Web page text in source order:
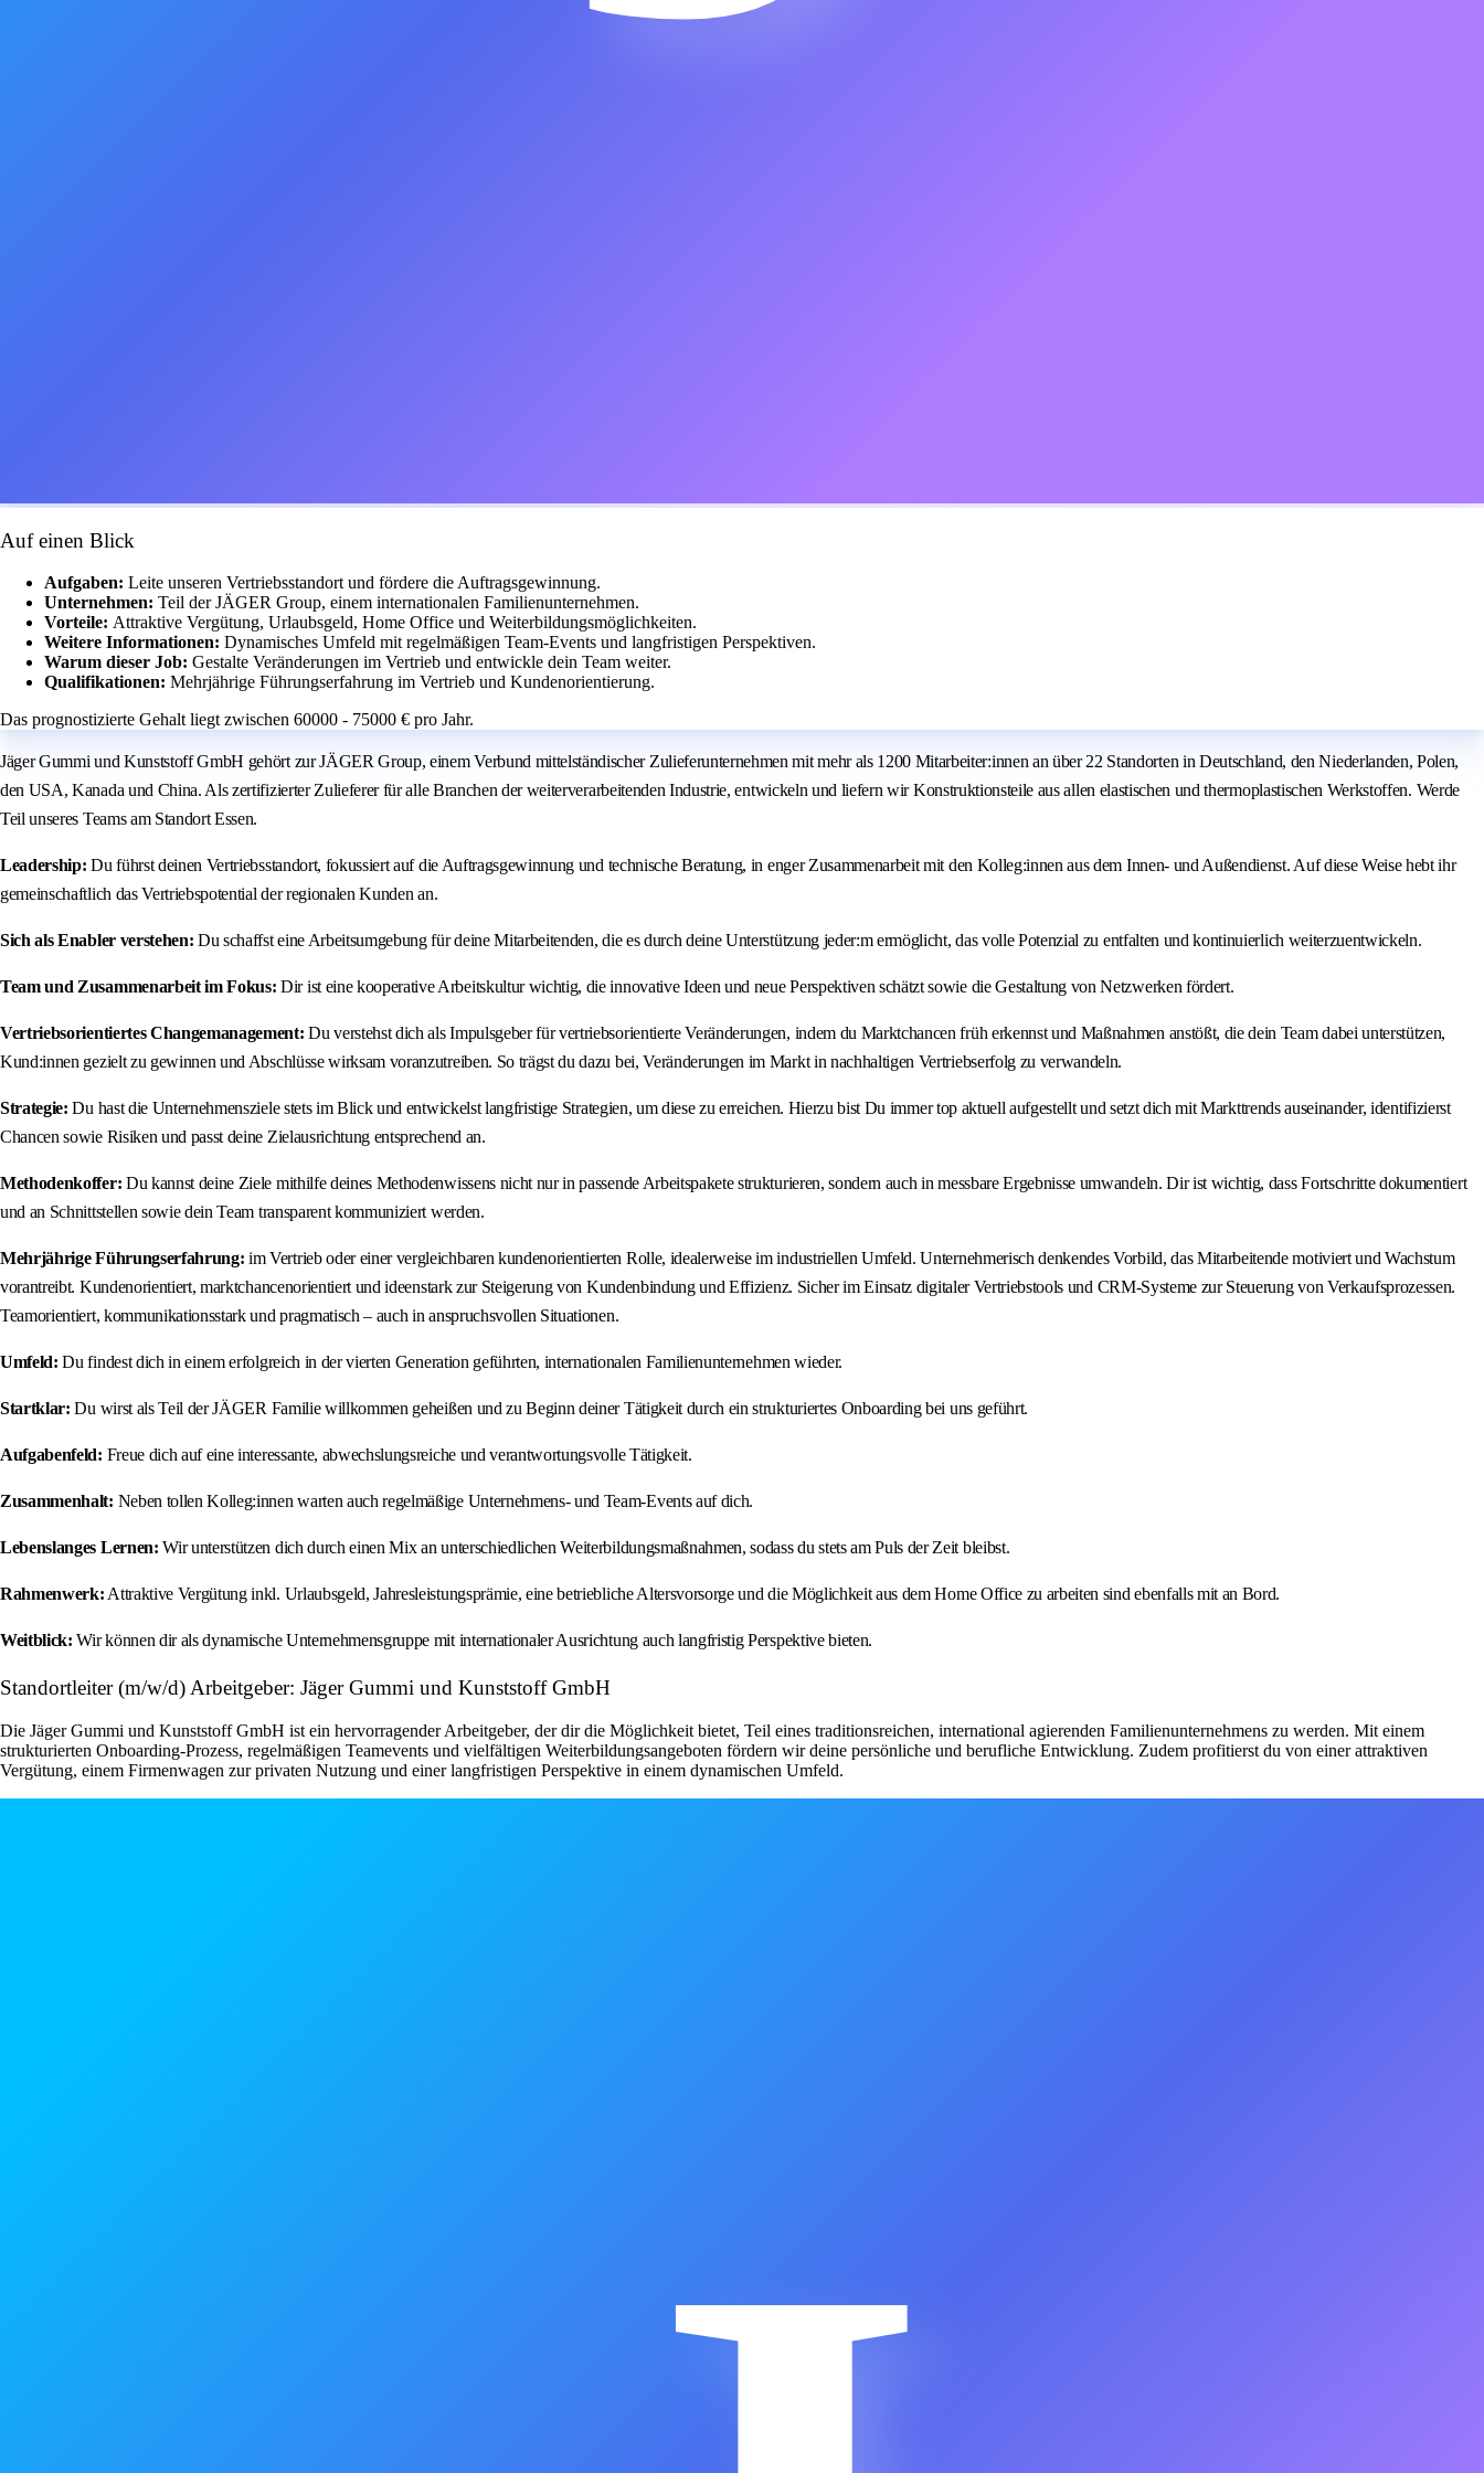
Auf einen Blick
Aufgaben: Leite unseren Vertriebsstandort und fördere die Auftragsgewinnung.
Unternehmen: Teil der JÄGER Group, einem internationalen Familienunternehmen.
Vorteile: Attraktive Vergütung, Urlaubsgeld, Home Office und Weiterbildungsmöglichkeiten.
Weitere Informationen: Dynamisches Umfeld mit regelmäßigen Team-Events und langfristigen Perspektiven.
Warum dieser Job: Gestalte Veränderungen im Vertrieb und entwickle dein Team weiter.
Qualifikationen: Mehrjährige Führungserfahrung im Vertrieb und Kundenorientierung.
Das prognostizierte Gehalt liegt zwischen 60000 - 75000 € pro Jahr.
Jäger Gummi und Kunststoff GmbH gehört zur JÄGER Group, einem Verbund mittelständischer Zulieferunternehmen mit mehr als 1200 Mitarbeiter:innen an über 22 Standorten in Deutschland, den Niederlanden, Polen,
den USA, Kanada und China. Als zertifizierter Zulieferer für alle Branchen der weiterverarbeitenden Industrie, entwickeln und liefern wir Konstruktionsteile aus allen elastischen und thermoplastischen Werkstoffen. Werde
Teil unseres Teams am Standort Essen.
Leadership: Du führst deinen Vertriebsstandort, fokussiert auf die Auftragsgewinnung und technische Beratung, in enger Zusammenarbeit mit den Kolleg:innen aus dem Innen- und Außendienst. Auf diese Weise hebt ihr
gemeinschaftlich das Vertriebspotential der regionalen Kunden an.
Sich als Enabler verstehen: Du schaffst eine Arbeitsumgebung für deine Mitarbeitenden, die es durch deine Unterstützung jeder:m ermöglicht, das volle Potenzial zu entfalten und kontinuierlich weiterzuentwickeln.
Team und Zusammenarbeit im Fokus: Dir ist eine kooperative Arbeitskultur wichtig, die innovative Ideen und neue Perspektiven schätzt sowie die Gestaltung von Netzwerken fördert.
Vertriebsorientiertes Changemanagement: Du verstehst dich als Impulsgeber für vertriebsorientierte Veränderungen, indem du Marktchancen früh erkennst und Maßnahmen anstößt, die dein Team dabei unterstützen,
Kund:innen gezielt zu gewinnen und Abschlüsse wirksam voranzutreiben. So trägst du dazu bei, Veränderungen im Markt in nachhaltigen Vertriebserfolg zu verwandeln.
Strategie: Du hast die Unternehmensziele stets im Blick und entwickelst langfristige Strategien, um diese zu erreichen. Hierzu bist Du immer top aktuell aufgestellt und setzt dich mit Markttrends auseinander, identifizierst
Chancen sowie Risiken und passt deine Zielausrichtung entsprechend an.
Methodenkoffer: Du kannst deine Ziele mithilfe deines Methodenwissens nicht nur in passende Arbeitspakete strukturieren, sondern auch in messbare Ergebnisse umwandeln. Dir ist wichtig, dass Fortschritte dokumentiert
und an Schnittstellen sowie dein Team transparent kommuniziert werden.
Mehrjährige Führungserfahrung: im Vertrieb oder einer vergleichbaren kundenorientierten Rolle, idealerweise im industriellen Umfeld. Unternehmerisch denkendes Vorbild, das Mitarbeitende motiviert und Wachstum
vorantreibt. Kundenorientiert, marktchancenorientiert und ideenstark zur Steigerung von Kundenbindung und Effizienz. Sicher im Einsatz digitaler Vertriebstools und CRM-Systeme zur Steuerung von Verkaufsprozessen.
Teamorientiert, kommunikationsstark und pragmatisch – auch in anspruchsvollen Situationen.
Umfeld: Du findest dich in einem erfolgreich in der vierten Generation geführten, internationalen Familienunternehmen wieder.
Startklar: Du wirst als Teil der JÄGER Familie willkommen geheißen und zu Beginn deiner Tätigkeit durch ein strukturiertes Onboarding bei uns geführt.
Aufgabenfeld: Freue dich auf eine interessante, abwechslungsreiche und verantwortungsvolle Tätigkeit.
Zusammenhalt: Neben tollen Kolleg:innen warten auch regelmäßige Unternehmens- und Team-Events auf dich.
Lebenslanges Lernen: Wir unterstützen dich durch einen Mix an unterschiedlichen Weiterbildungsmaßnahmen, sodass du stets am Puls der Zeit bleibst.
Rahmenwerk: Attraktive Vergütung inkl. Urlaubsgeld, Jahresleistungsprämie, eine betriebliche Altersvorsorge und die Möglichkeit aus dem Home Office zu arbeiten sind ebenfalls mit an Bord.
Weitblick: Wir können dir als dynamische Unternehmensgruppe mit internationaler Ausrichtung auch langfristig Perspektive bieten.
Standortleiter (m/w/d) Arbeitgeber: Jäger Gummi und Kunststoff GmbH
Die Jäger Gummi und Kunststoff GmbH ist ein hervorragender Arbeitgeber, der dir die Möglichkeit bietet, Teil eines traditionsreichen, international agierenden Familienunternehmens zu werden. Mit einem
strukturierten Onboarding-Prozess, regelmäßigen Teamevents und vielfältigen Weiterbildungsangeboten fördern wir deine persönliche und berufliche Entwicklung. Zudem profitierst du von einer attraktiven
Vergütung, einem Firmenwagen zur privaten Nutzung und einer langfristigen Perspektive in einem dynamischen Umfeld.